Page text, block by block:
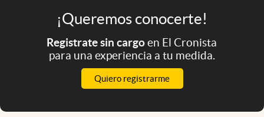
¡Queremos conocerte!
Registrate sin cargoen El Cronista
para una experiencia a tu medida.
Quiero registrarme